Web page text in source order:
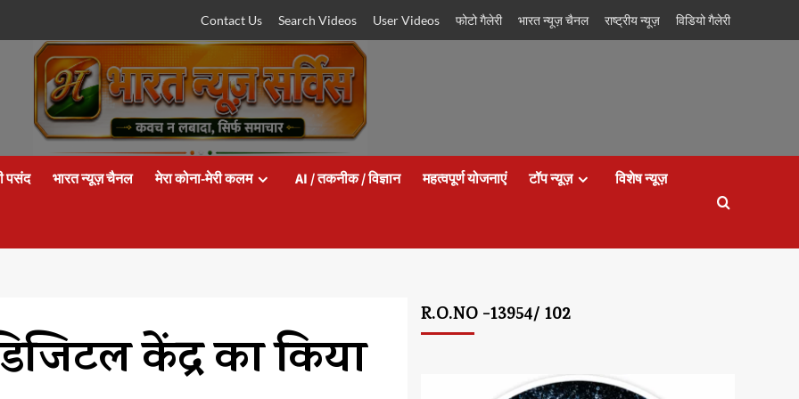
Contact Us Search Videos User Videos फोटो गैलेरी भारत न्यूज़ चैनल राष्ट्रीय न्यूज़ विडियो गैलेरी
पसंद भारत न्यूज़ चैनल मेरा कोना-मेरी कलम AI / तकनीक / विज्ञान महत्वपूर्ण योजनाएं टॉप न्यूज़ विशेष न्यूज़
केंद्र का किया
R.O.NO -13954/ 102